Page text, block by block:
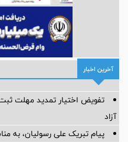
آخرین اخبار
تفویض اختیار تمدید مهلت
آزاد
پیام تبریک علی رسولیان، به مناسبت